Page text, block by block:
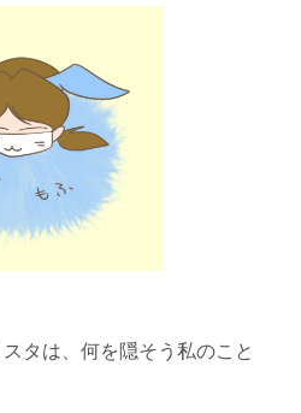
タは、何を隠そう私のこと